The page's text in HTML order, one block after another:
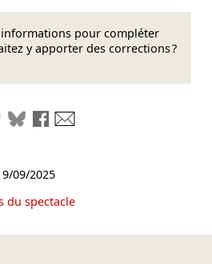
informations pour compléter
y apporter des corrections ?
le liensur LinkedIn
Partager sur Mastodon
Partager sur Bluesky
Partager sur Facebook
9/09/2025
du spectacle